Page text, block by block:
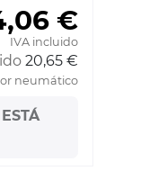
€
IVA incluido
20,65 €
neumático